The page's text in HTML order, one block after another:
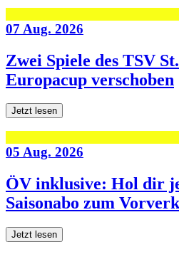
07 Aug. 2026
Zwei Spiele des TSV
Europacup verschoben
Jetzt lesen
05 Aug. 2026
ÖV inklusive: Hol dir
Saisonabo zum
Jetzt lesen